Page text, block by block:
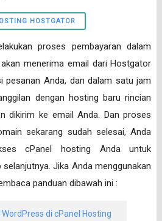
HOSTGATOR
proses pembayaran dalam
menerima email dari Hostgator
pesanan Anda, dan dalam satu jam
dengan hosting baru rincian
dikirim ke email Anda. Dan proses
sekarang sudah selesai, Anda
cPanel hosting Anda untuk
Jika Anda menggunakan
panduan dibawah ini :
di cPanel Hosting